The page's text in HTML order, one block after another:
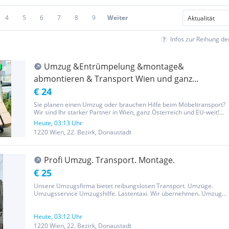
4 5 6 7 8 9 Weiter
Infos zur Reihung
Umzug &Entrümpelung &montage&
abmontieren & Transport Wien und ganz
Österreich- Umzug
€ 24
Sie planen einen Umzug oder brauchen Hilfe beim Möbeltransport?
Wir sind Ihr starker Partner in Wien, ganz Österreich und EU-weit!
Kontakt: 0.6.70.60.86.238 Schnell – Flexibel – Günstig! Unsere
Leistungen: Umzüge für Privat & Gewerbe Möbeltransporte...
Heute, 03:13 Uhr
1220 Wien, 22. Bezirk, Donaustadt
Profi Umzug. Transport. Montage.
€ 25
Unsere Umzugsfirma bietet reibungslosen Transport. Umzüge.
Umzugsservice Umzugshilfe. Lastentaxi. Wir übernehmen. Umzug.
Einrichtung durch...
Heute, 03:12 Uhr
1220 Wien, 22. Bezirk, Donaustadt